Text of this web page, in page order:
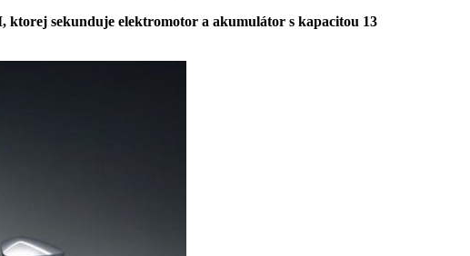
ktorej sekunduje elektromotor a akumulátor s kapacitou 13